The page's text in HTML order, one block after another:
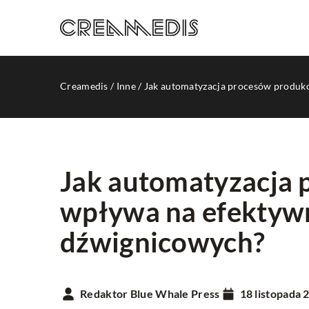
Creamedis / Inne/ Jak automatyzacja procesów
Jak automatyzacja
wpływa na
dźwignicowych?
Redaktor Blue Whale Press 18 listopada
INNE